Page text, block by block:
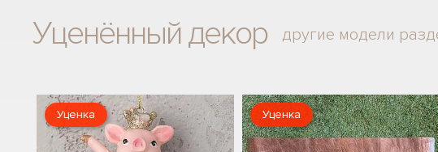
Уценённый декор другие модели
Уценка Уценка